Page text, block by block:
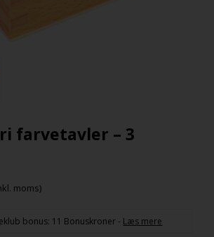
farvetavler – 3
moms)
bonus: 11 Bonuskroner - Læs mere